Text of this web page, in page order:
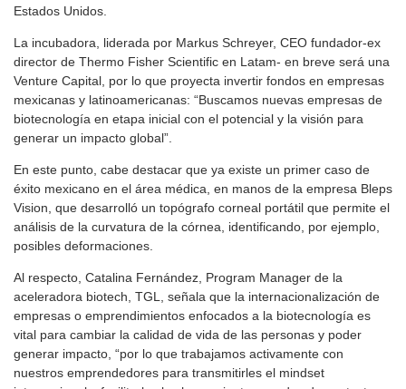
Estados Unidos.
La incubadora, liderada por Markus Schreyer, CEO fundador-ex
director de Thermo Fisher Scientific en Latam- en breve será una
Venture Capital, por lo que proyecta invertir fondos en empresas
mexicanas y latinoamericanas: “Buscamos nuevas empresas de
biotecnología en etapa inicial con el potencial y la visión para
generar un impacto global”.
En este punto, cabe destacar que ya existe un primer caso de
éxito mexicano en el área médica, en manos de la empresa Bleps
Vision, que desarrolló un topógrafo corneal portátil que permite el
análisis de la curvatura de la córnea, identificando, por ejemplo,
posibles deformaciones.
Al respecto, Catalina Fernández, Program Manager de la
aceleradora biotech, TGL, señala que la internacionalización de
empresas o emprendimientos enfocados a la biotecnología es
vital para cambiar la calidad de vida de las personas y poder
generar impacto, “por lo que trabajamos activamente con
nuestros emprendedores para transmitirles el mindset